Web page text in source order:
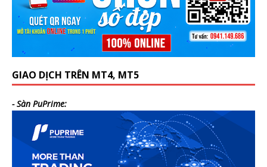
GIAO DỊCH TRÊN MT4, MT5
- Sàn PuPrime: